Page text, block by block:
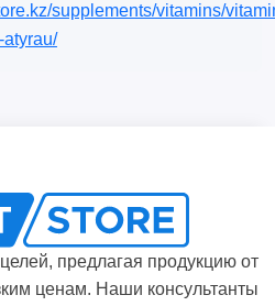
supplements/vitamins/
atyrau/
предлагая продукцию от
ценам. Наши консультанты